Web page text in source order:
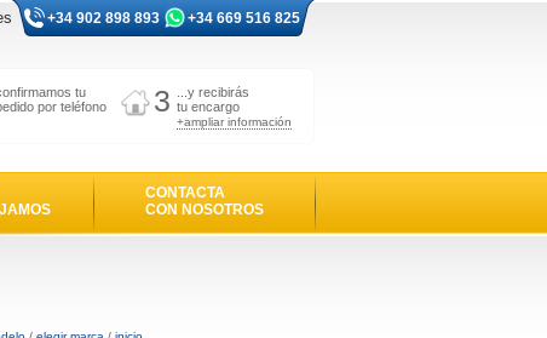
+34 902 898 893 +34 669 516 825
tu
por teléfono
3
...y recibirás
tu encargo
+ampliar información
CONTACTA
CON NOSOTROS